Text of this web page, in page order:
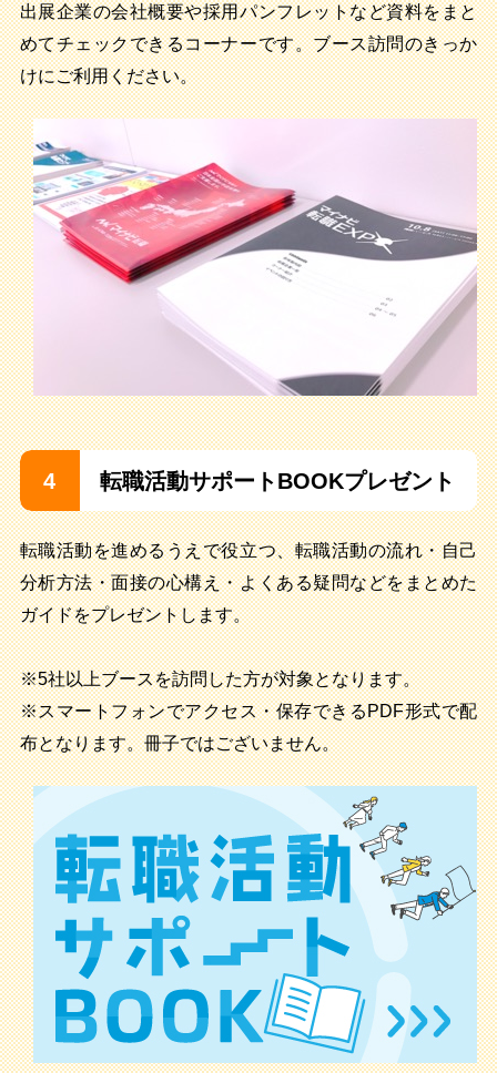
出展企業の会社概要や採用パンフレットなど資料をまと
めてチェックできるコーナーです。ブース訪問のきっか
けにご利用ください。
4 転職活動サポートBOOKプレゼント
転職活動を進めるうえで役立つ、転職活動の流れ・自己
分析方法・面接の心構え・よくある疑問などをまとめた
ガイドをプレゼントします。
※5社以上ブースを訪問した方が対象となります。
※スマートフォンでアクセス・保存できるPDF形式で配
布となります。冊子ではございません。